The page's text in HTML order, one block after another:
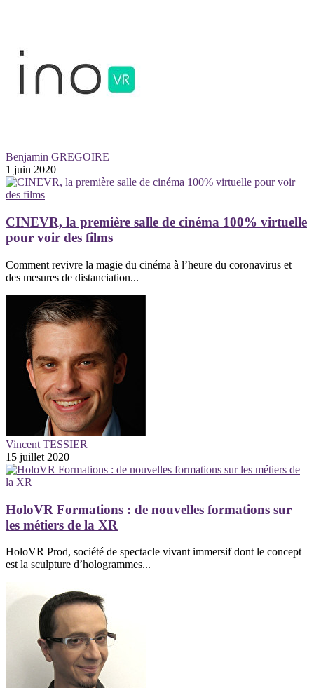
Benjamin GREGOIRE
1 juin 2020
CINEVR, la première salle de cinéma 100% virtuelle
pour voir des films
Comment revivre la magie du cinéma à l’heure du coronavirus et
des mesures de distanciation...
Vincent TESSIER
15 juillet 2020
HoloVR Formations : de nouvelles formations sur
les métiers de la XR
HoloVR Prod, société de spectacle vivant immersif dont le concept
est la sculpture d’hologrammes...